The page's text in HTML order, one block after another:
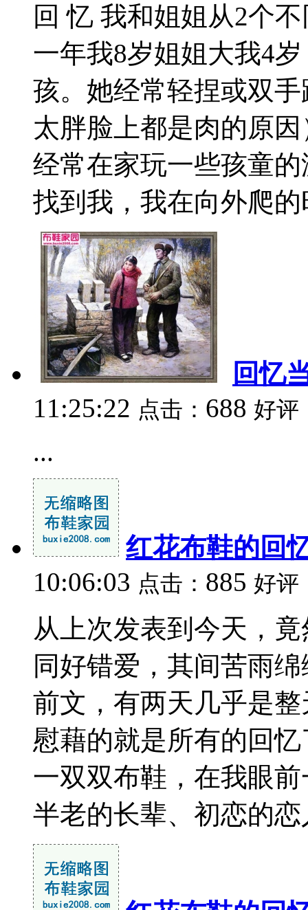
回 忆 我和姐姐从2个
一年我8岁姐姐大我4
孩。她经常轻捏或双
太胖脸上都是肉的原
经常在家玩一些孩童
找到我，我在向外爬的
回忆
11:25:22 点击： 688 好评
...
红花布鞋的回
10:06:03 点击： 885 好评
从上次发表到今天，
同好错爱，其间苦雨
前文，有两天几乎是
慰藉的就是所有的回
一双双布鞋，在我眼
半老的长辈、初恋的恋